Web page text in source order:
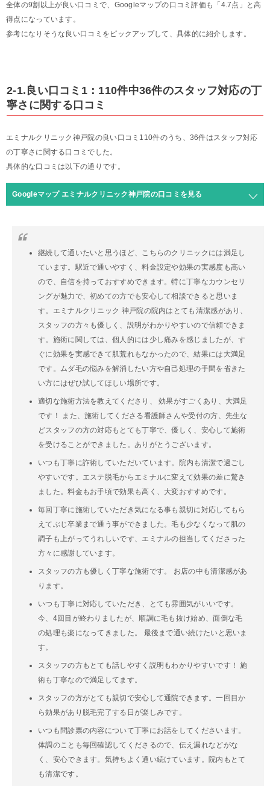
全体の9割以上が良い口コミで、Googleマップの口コミ評価も「4.7点」と高
得点になっています。
参考になりそうな良い口コミをピックアップして、具体的に紹介します。
2-1.良い口コミ1：110件中36件のスタッフ対応の丁
寧さに関する口コミ
エミナルクリニック神戸院の良い口コミ110件のうち、36件はスタッフ対応
の丁寧さに関する口コミでした。
具体的な口コミは以下の通りです。
Googleマップ エミナルクリニック神戸院の口コミを見る
継続して通いたいと思うほど、こちらのクリニックには満足し
ています。駅近で通いやすく、料金設定や効果の実感度も高い
ので、自信を持っておすすめできます。特に丁寧なカウンセリ
ングが魅力で、初めての方でも安心して相談できると思いま
す。エミナルクリニック 神戸院の院内はとても清潔感があり、
スタッフの方々も優しく、説明がわかりやすいので信頼できま
す。施術に関しては、個人的には少し痛みを感じましたが、す
ぐに効果を実感できて肌荒れもなかったので、結果には大満足
です。ムダ毛の悩みを解消したい方や自己処理の手間を省きた
い方にはぜひ試してほしい場所です。
適切な施術方法を教えてくださり、 効果がすごくあり、大満足
です！ また、施術してくださる看護師さんや受付の方、先生な
どスタッフの方の対応もとても丁寧で、優しく、安心して施術
を受けることができました。ありがとうございます。
いつも丁寧に詐術していただいています。院内も清潔で過ごし
やすいです。エステ脱毛からエミナルに変えて効果の差に驚き
ました。料金もお手頃で効果も高く、大変おすすめです。
毎回丁寧に施術していただき気になる事も親切に対応してもら
えてぶじ卒業まで通う事ができました。毛も少なくなって肌の
調子も上がってうれしいです、エミナルの担当してくださった
方々に感謝しています。
スタッフの方も優しく丁寧な施術です。 お店の中も清潔感があ
ります。
いつも丁寧に対応していただき、とても雰囲気がいいです。
今、4回目が終わりましたが、順調に毛も抜け始め、面倒な毛
の処理も楽になってきました。 最後まで通い続けたいと思いま
す。
スタッフの方もとても話しやすく説明もわかりやすいです！ 施
術も丁寧なので満足してます。
スタッフの方がとても親切で安心して通院できます。一回目か
ら効果があり脱毛完了する日が楽しみです。
いつも問診票の内容について丁寧にお話をしてくださいます。
体調のことも毎回確認してくださるので、伝え漏れなどがな
く、安心できます。気持ちよく通い続けています。院内もとて
も清潔です。